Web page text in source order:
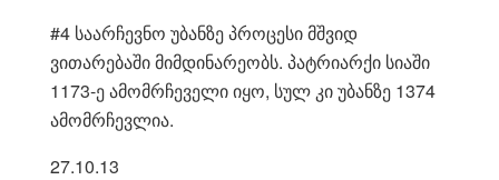
#4 საარჩევნო უბანზე პროცესი მშვიდ
ვითარებაში მიმდინარეობს. პატრიარქი სიაში
1173-ე ამომრჩეველი იყო, სულ კი უბანზე 1374
ამომრჩევლია.
27.10.13